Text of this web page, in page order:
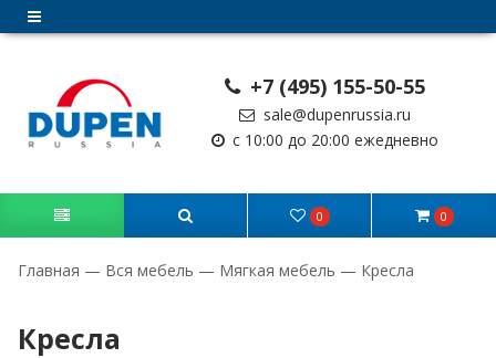
+7 (495) 155-50-55
sale@dupenrussia.ru
с 10:00 до 20:00 ежедневно
0 0
Главная — Вся мебель — Мягкая мебель — Кресла
Кресла